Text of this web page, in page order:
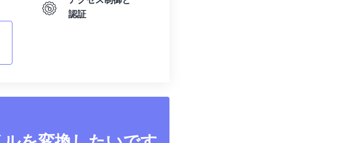
認証